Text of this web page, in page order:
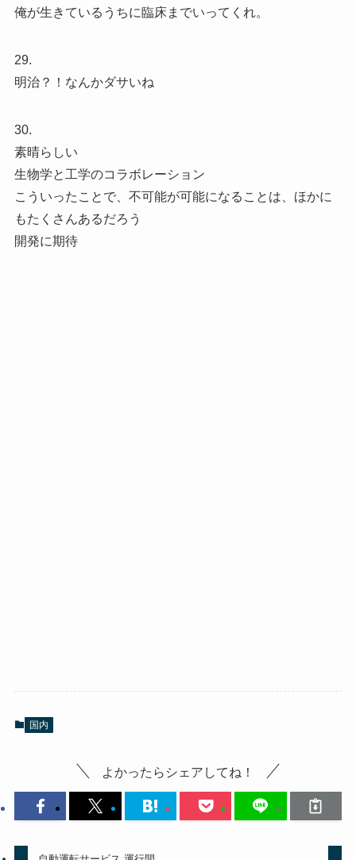
俺が生きているうちに臨床までいってくれ。
29.
明治？！なんかダサいね
30.
素晴らしい
生物学と工学のコラボレーション
こういったことで、不可能が可能になることは、ほかに
もたくさんあるだろう
開発に期待
国内
よかったらシェアしてね！